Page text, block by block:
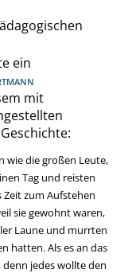
ein
mit
wie die großen Leute,
Tag und reisten
Zeit zum Aufstehen
sie gewohnt waren,
Laune und murrten
hatten. Als es an das
denn jedes wollte den